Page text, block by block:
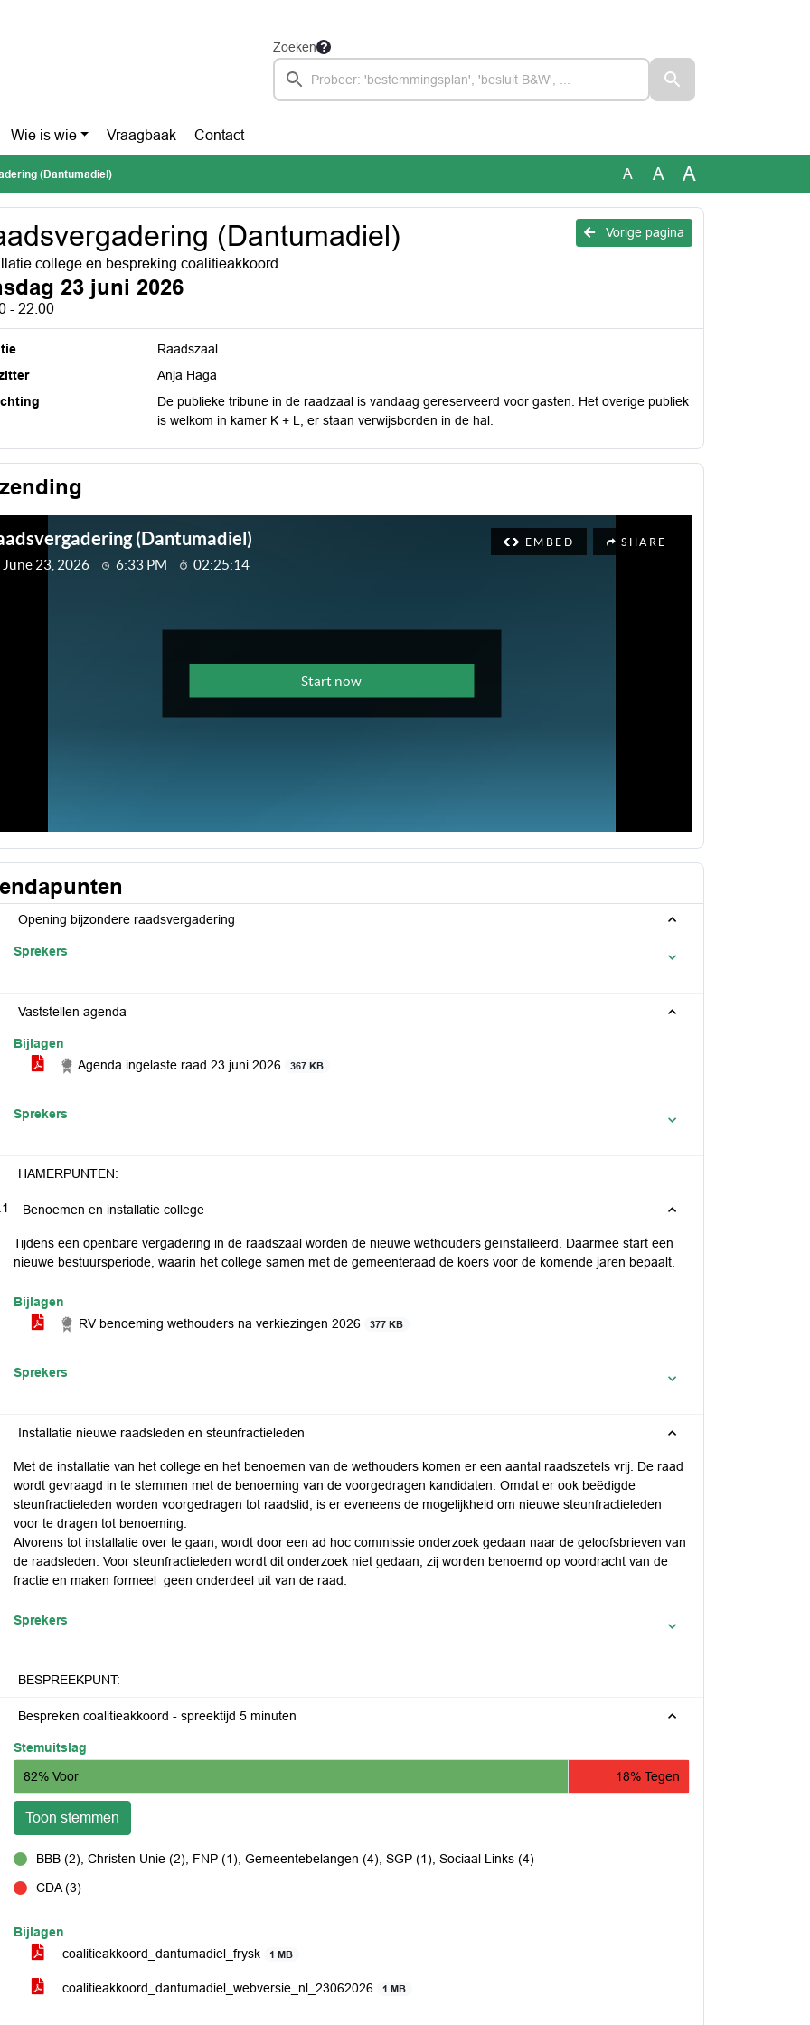
Zoeken
Wie is wie Vraagbaak Contact
(Dantumadiel) A A A
Vorige pagina
(Dantumadiel)
college en bespreking coalitieakkoord
23 juni 2026
- 22:00
Raadszaal
Anja Haga
De publieke tribune in de raadzaal is vandaag gereserveerd voor gasten. Het overige publiek
is welkom in kamer K + L, er staan verwijsborden in de hal.
Opening bijzondere raadsvergadering
Sprekers
Vaststellen agenda
Bijlagen
Agenda ingelaste raad 23 juni 2026
367 KB
Sprekers
HAMERPUNTEN:
Benoemen en installatie college
Tijdens een openbare vergadering in de raadszaal worden de nieuwe wethouders geïnstalleerd. Daarmee start een
nieuwe bestuursperiode, waarin het college samen met de gemeenteraad de koers voor de komende jaren bepaalt.
Bijlagen
RV benoeming wethouders na verkiezingen 2026
377 KB
Sprekers
Installatie nieuwe raadsleden en steunfractieleden
Met de installatie van het college en het benoemen van de wethouders komen er een aantal raadszetels vrij. De raad
wordt gevraagd in te stemmen met de benoeming van de voorgedragen kandidaten. Omdat er ook beëdigde
steunfractieleden worden voorgedragen tot raadslid, is er eveneens de mogelijkheid om nieuwe steunfractieleden
voor te dragen tot benoeming.
Alvorens tot installatie over te gaan, wordt door een ad hoc commissie onderzoek gedaan naar de geloofsbrieven van
de raadsleden. Voor steunfractieleden wordt dit onderzoek niet gedaan; zij worden benoemd op voordracht van de
fractie en maken formeel geen onderdeel uit van de raad.
Sprekers
BESPREEKPUNT:
Bespreken coalitieakkoord - spreektijd 5 minuten
Stemuitslag
82% Voor
18% Tegen
Toon stemmen
BBB (2), Christen Unie (2), FNP (1), Gemeentebelangen (4), SGP (1), Sociaal Links (4)
CDA (3)
Bijlagen
coalitieakkoord_dantumadiel_frysk
1 MB
coalitieakkoord_dantumadiel_webversie_nl_23062026 1 MB